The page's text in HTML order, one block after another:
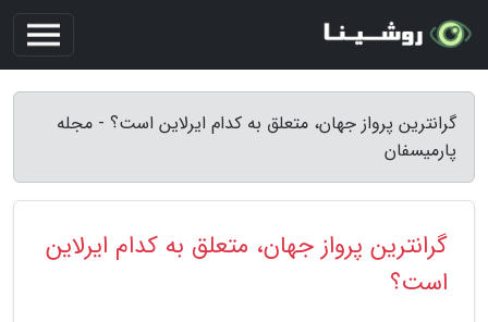
گرانترین پرواز جهان، متعلق به کدام ایرلاین است؟ - مجله
پارمیسفان
گرانترین پرواز جهان، متعلق به کدام ایرلاین
است؟